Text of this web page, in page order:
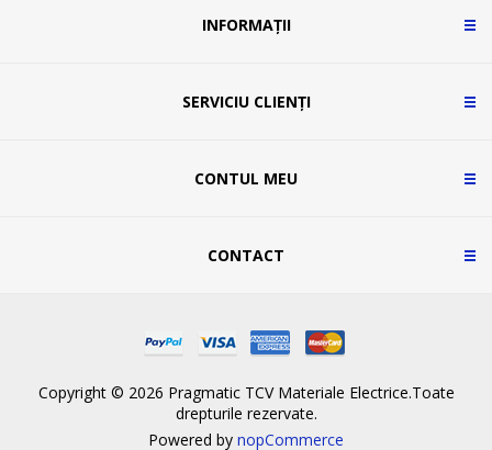
INFORMAȚII
SERVICIU CLIENȚI
CONTUL MEU
CONTACT
Copyright © 2026 Pragmatic TCV Materiale Electrice.Toate
drepturile rezervate.
Powered by nopCommerce